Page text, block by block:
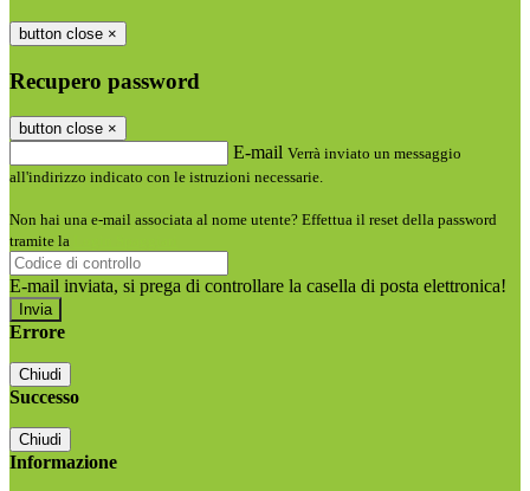
button close ×
Recupero password
button close ×
E-mail Verrà inviato un messaggio
all'indirizzo indicato con le istruzioni necessarie.
Non hai una e-mail associata al nome utente? Effettua il reset della password
tramite la
E-mail inviata, si prega di controllare la casella di posta elettronica!
Errore
Chiudi
Successo
Chiudi
Informazione